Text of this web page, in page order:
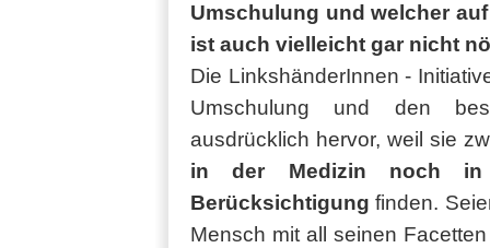
Umschulung und welcher
ist auch vielleicht gar nicht
Die LinkshänderInnen -
Umschulung und den
ausdrücklich hervor, weil sie
in der Medizin noch in
Berücksichtigung finden.
Mensch mit all seinen